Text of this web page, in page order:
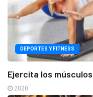
DEPORTES Y FITNESS
Ejercita los
2020